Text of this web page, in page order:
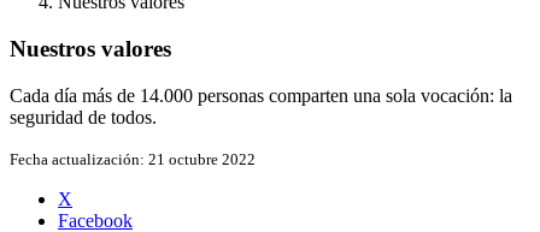
Nuestros valores
Cada día más de 14.000 personas comparten una sola vocación: la
seguridad de todos.
Fecha actualización: 21 octubre 2022
X
Facebook